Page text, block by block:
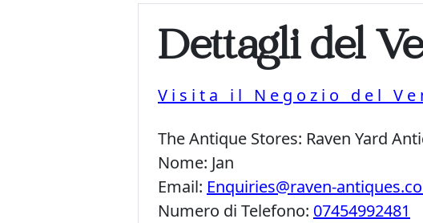
Dettagli del
Visita il Negozio del
The Antique Stores: Raven Yard
Nome: Jan
Email: Enquiries@raven-
Numero di Telefono: 07454992481